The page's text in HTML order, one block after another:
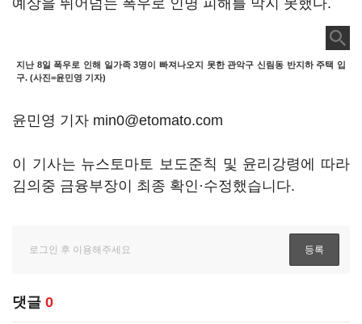
예상을 뛰어넘는 폭우로 인명 피해를 막지 못했다.
지난 8일 폭우로 인해 일가족 3명이 빠져나오지 못한 관악구 신림동 반지하 주택 입
구. (사진=윤민영 기자)
윤민영 기자 min0@etomato.com
이 기사는 뉴스토마토 보도준칙 및 윤리강령에 따라
김의중 금융부장이 최종 확인·수정했습니다.
댓글 0